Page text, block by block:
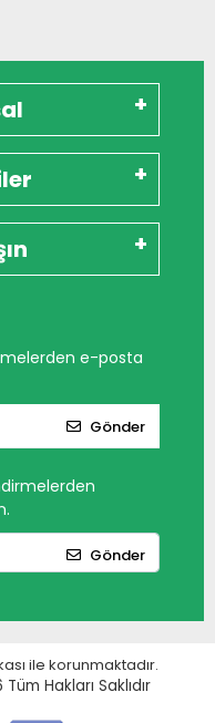
e-posta
Gönder
Gönder
ile korunmaktadır.
Tüm Hakları Saklıdır